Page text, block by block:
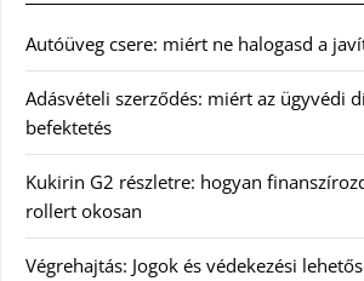
Autóüveg csere: miért ne halogasd a
Adásvételi szerződés: miért az ügyvédi
befektetés
Kukirin G2 részletre: hogyan
rollert okosan
Végrehajtás: Jogok és védekezési